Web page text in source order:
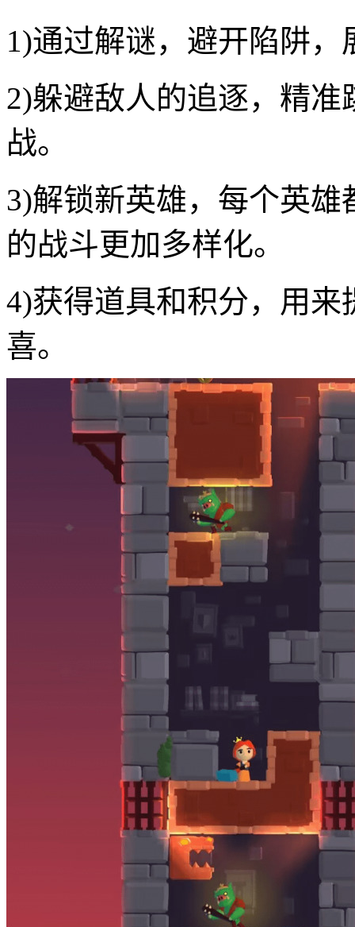
1)通过解谜，避开陷阱
2)躲避敌人的追逐，精
战。
3)解锁新英雄，每个英
的战斗更加多样化。
4)获得道具和积分，用
喜。